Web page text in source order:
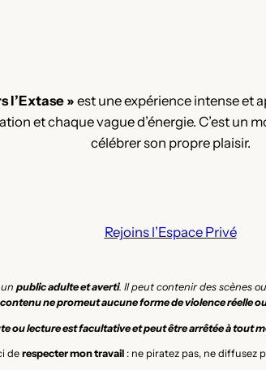
l’Extase » est une expérience intense et
et chaque vague d’énergie. C’est un
célébrer son propre plaisir.
Rejoins l’Espace Privé
public adulte et averti. Il peut contenir des scènes
ne promeut aucune forme de violence réelle
ou lecture est facultative et peut être arrêtée à tout
derespecter mon travail : ne piratez pas, ne diffusez